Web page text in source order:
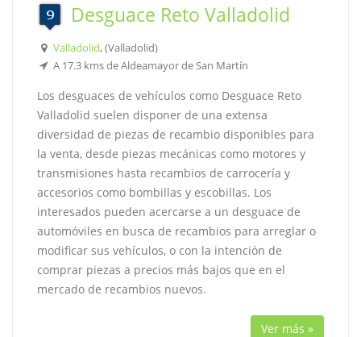
Desguace Reto Valladolid
Valladolid, (Valladolid)
A 17.3 kms de Aldeamayor de San Martín
Los desguaces de vehículos como Desguace Reto
Valladolid suelen disponer de una extensa
diversidad de piezas de recambio disponibles para
la venta, desde piezas mecánicas como motores y
transmisiones hasta recambios de carrocería y
accesorios como bombillas y escobillas. Los
interesados pueden acercarse a un desguace de
automóviles en busca de recambios para arreglar o
modificar sus vehículos, o con la intención de
comprar piezas a precios más bajos que en el
mercado de recambios nuevos.
Ver más »